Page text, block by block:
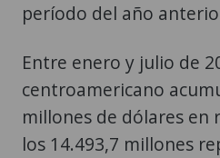
período del año
Entre enero y julio de
centroamericano
millones de dólares en
los 14.493,7 millones